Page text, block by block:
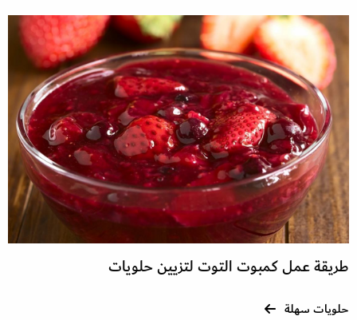
طريقة عمل كمبوت التوت لتزيين حلويات
حلويات سهلة